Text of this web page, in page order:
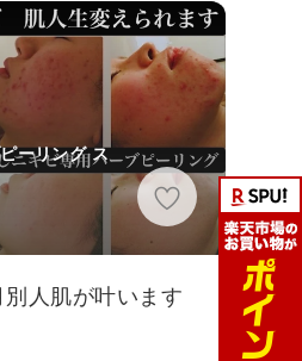
ーリング ス
人肌が叶います